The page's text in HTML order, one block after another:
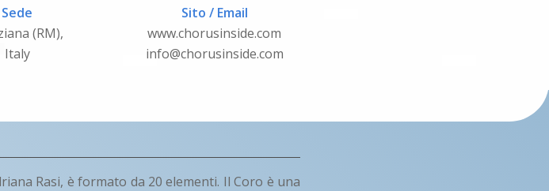
Sede
(RM),
Italy
Sito / Email
www.chorusinside.com
info@chorusinside.com
Rasi, è formato da 20 elementi. Il Coro è una